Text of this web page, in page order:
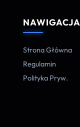
NAWIGACJA
Strona Główna
Regulamin
Polityka Pryw.